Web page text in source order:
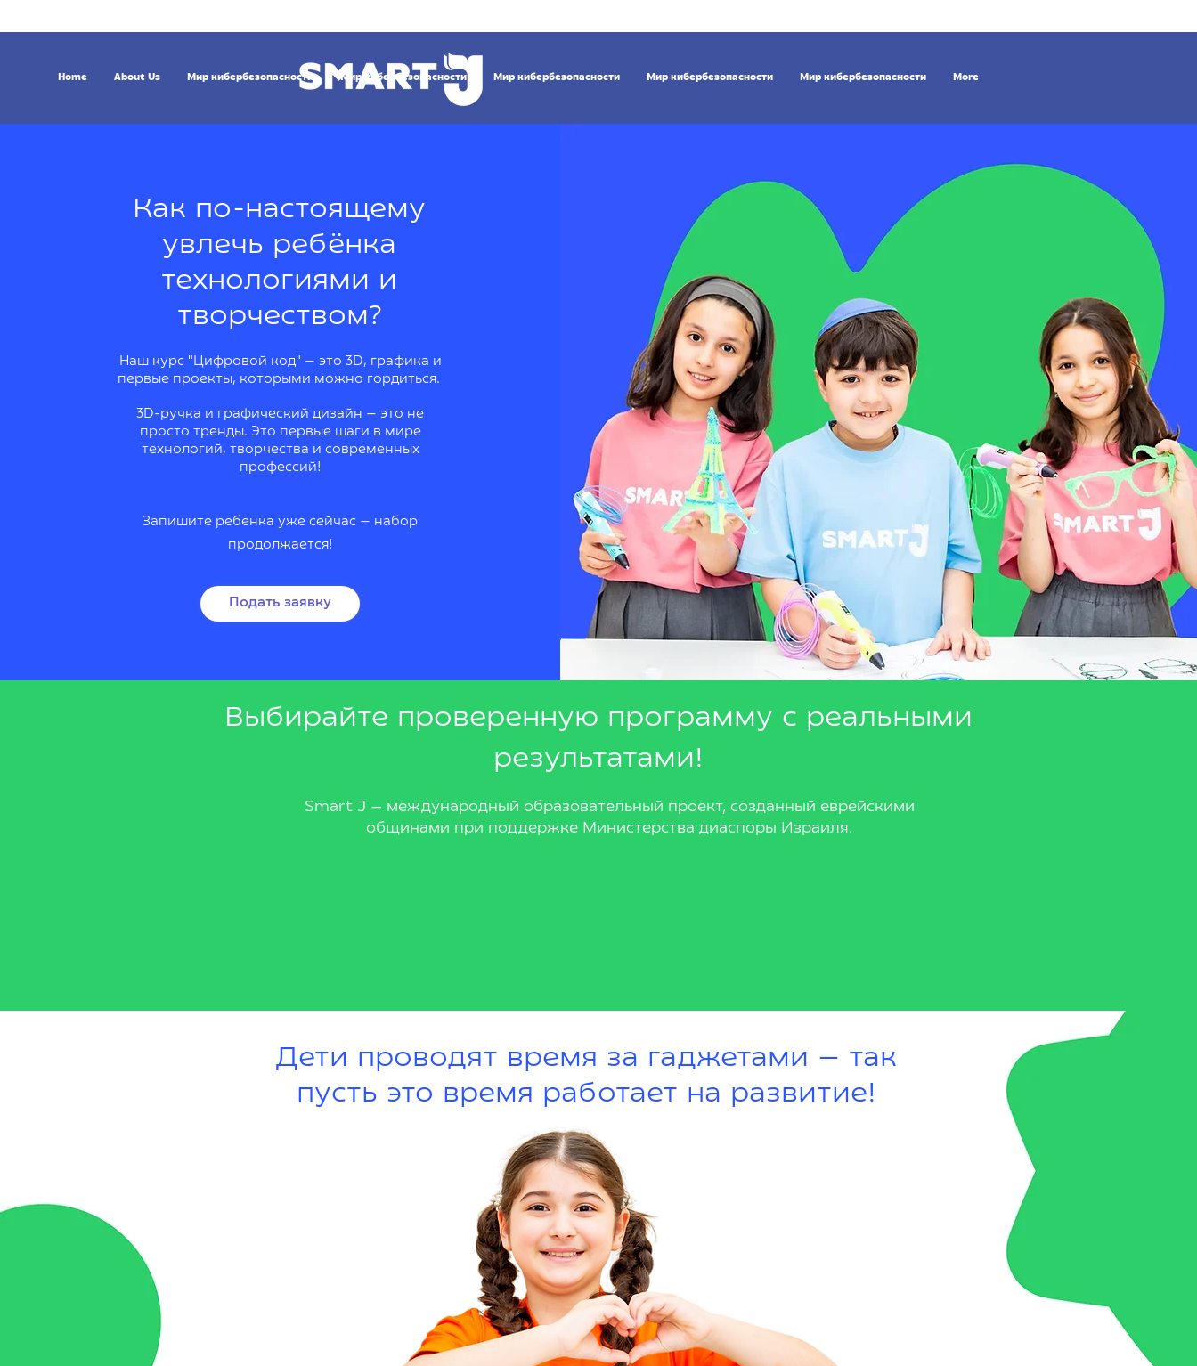
Home About Us Мир кибербезопасности Мир кибербезопасности Мир кибербезопасности Мир кибербезопасности Мир кибербезопасности More
Как по-настоящему
увлечь ребёнка
технологиями и
творчеством?
Наш курс "Цифровой код" — это 3D, графика и
первые проекты, которыми можно гордиться.
3D-ручка и графический дизайн — это не
просто тренды. Это первые шаги в мире
технологий, творчества и современных
профессий!
Запишите ребёнка уже сейчас — набор
продолжается!
Подать заявку
Выбирайте проверенную программу с реальными
результатами!
Smart J — международный образовательный проект, созданный еврейскими
общинами при поддержке Министерства диаспоры Израиля.
Дети проводят время за гаджетами — так
пусть это время работает на развитие!